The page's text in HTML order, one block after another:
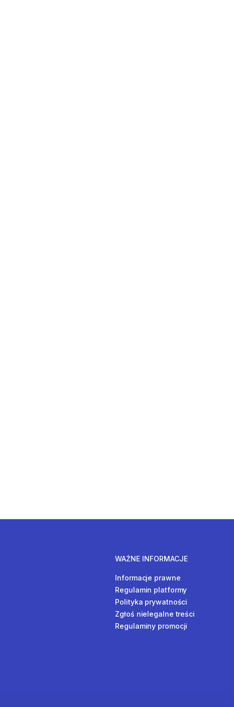
WAŻNE INFORMACJE
Informacje prawne
Regulamin platformy
Polityka prywatności
Zgłoś nielegalne treści
Regulaminy promocji